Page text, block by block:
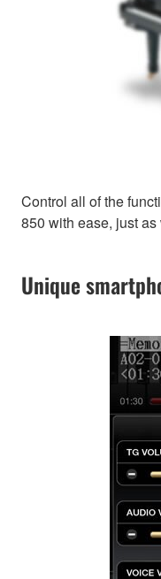
Control all of the
850 with ease, just
Unique